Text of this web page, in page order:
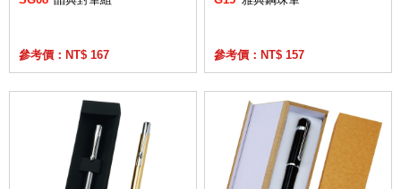
參考價：NT$ 167 參考價：NT$ 157